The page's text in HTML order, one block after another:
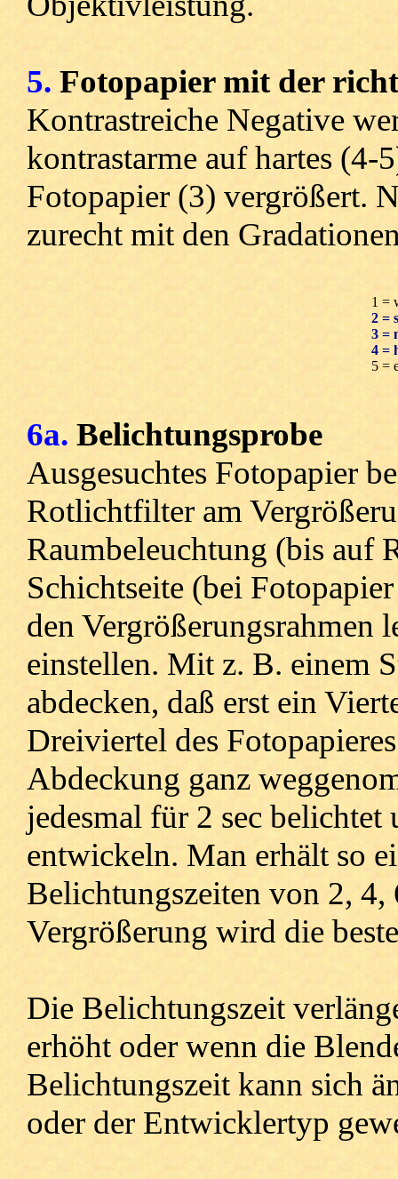
5. Fotopapier mit der
Kontrastreiche Negative
kontrastarme auf hartes
Fotopapier (3) vergrößert.
zurecht mit den
1 =
2 =
3 =
4 =
5 =
6a. Belichtungsprobe
Ausgesuchtes Fotopapier
Rotlichtfilter am
Raumbeleuchtung (bis auf
Schichtseite (bei
den Vergrößerungsrahmen
einstellen. Mit z. B. einem
abdecken, daß erst ein
Dreiviertel des
Abdeckung ganz
jedesmal für 2 sec
entwickeln. Man erhält so
Belichtungszeiten von 2,
Vergrößerung wird die
Die Belichtungszeit
erhöht oder wenn die
Belichtungszeit kann sich
oder der Entwicklertyp